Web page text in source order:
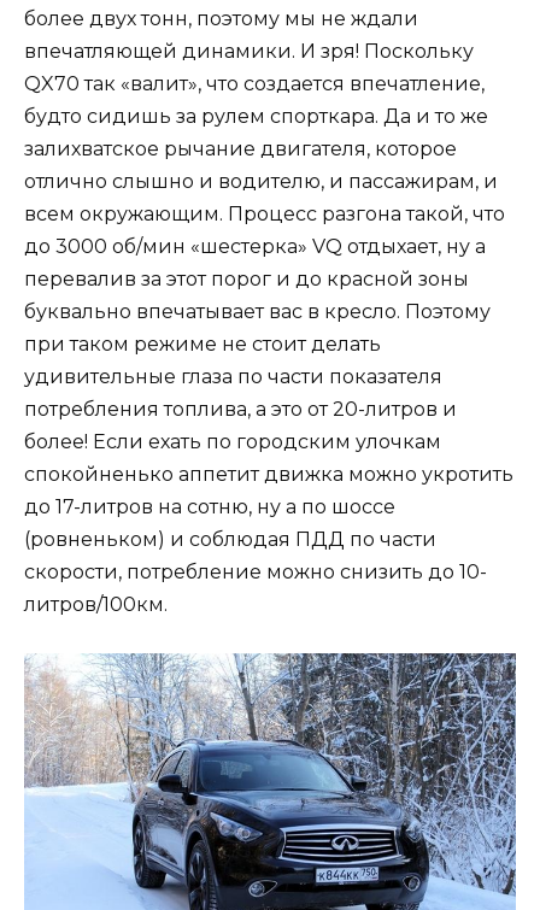
более двух тонн, поэтому мы не ждали
впечатляющей динамики. И зря! Поскольку
QX70 так «валит», что создается впечатление,
будто сидишь за рулем спорткара. Да и то же
залихватское рычание двигателя, которое
отлично слышно и водителю, и пассажирам, и
всем окружающим. Процесс разгона такой, что
до 3000 об/мин «шестерка» VQ отдыхает, ну а
перевалив за этот порог и до красной зоны
буквально впечатывает вас в кресло. Поэтому
при таком режиме не стоит делать
удивительные глаза по части показателя
потребления топлива, а это от 20-литров и
более! Если ехать по городским улочкам
спокойненько аппетит движка можно укротить
до 17-литров на сотню, ну а по шоссе
(ровненьком) и соблюдая ПДД по части
скорости, потребление можно снизить до 10-
литров/100км.